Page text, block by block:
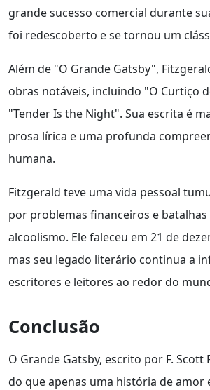
grande sucesso comercial durante
foi redescoberto e se tornou um
Além de "O Grande Gatsby",
obras notáveis, incluindo "O Curtiço
"Tender Is the Night". Sua escrita é
prosa lírica e uma profunda
humana.
Fitzgerald teve uma vida pessoal
por problemas financeiros e
alcoolismo. Ele faleceu em 21 de
mas seu legado literário continua a
escritores e leitores ao redor do
Conclusão
O Grande Gatsby, escrito por F. Scott
do que apenas uma história de amor